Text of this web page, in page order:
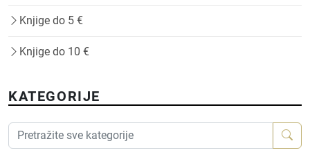
Knjige do 5 €
Knjige do 10 €
KATEGORIJE